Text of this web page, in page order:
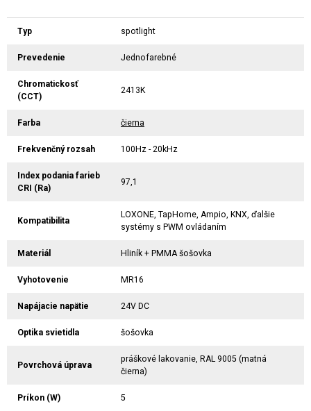
Typ spotlight
Prevedenie Jednofarebné
Chromatickosť
(CCT)
2413K
Farba čierna
Frekvenčný rozsah 100Hz - 20kHz
Index podania farieb
CRI (Ra)
97,1
Kompatibilita
LOXONE, TapHome, Ampio, KNX, ďalšie
systémy s PWM ovládaním
Materiál Hliník + PMMA šošovka
Vyhotovenie MR16
Napájacie napätie 24V DC
Optika svietidla šošovka
Povrchová úprava
práškové lakovanie, RAL 9005 (matná
čierna)
Príkon (W) 5